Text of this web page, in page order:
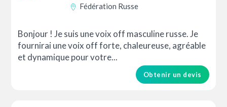
Fédération Russe
Bonjour ! Je suis une voix off masculine russe. Je
fournirai une voix off forte, chaleureuse, agréable
et dynamique pour votre...
Obtenir un devis